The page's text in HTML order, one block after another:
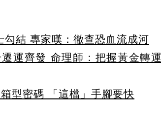
結 專家嘆：徹查恐血流成河
運齊發 命理師：把握黃金轉運
型密碼 「這檔」手腳要快